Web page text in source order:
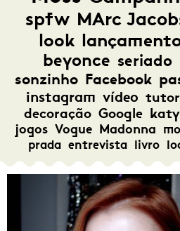
spfw MArc
look
beyonce seriado
sonzinho Facebook
instagram vídeo
decoração Google
jogos Vogue Madonna
prada entrevista livro